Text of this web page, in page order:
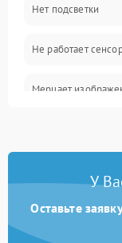
Проблемы с
Нет подсветки
Не работает
Мерцает
У
Оставьте